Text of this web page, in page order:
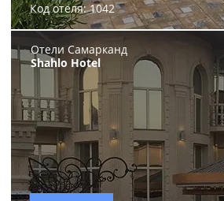
Код отеля: 1042
Отели Самарканд
Shahlo Hotel